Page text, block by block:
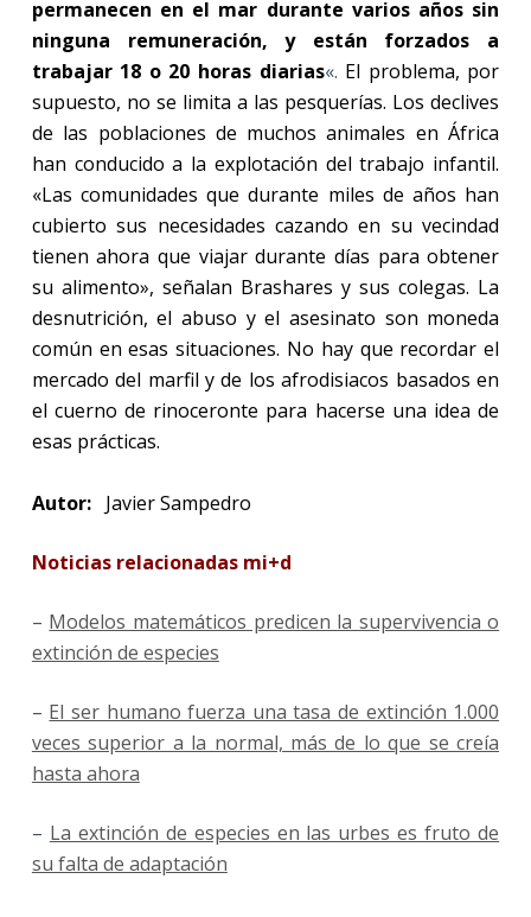
permanecen en el mar durante varios años sin
ninguna remuneración, y están forzados a
trabajar 18 o 20 horas diarias«. El problema, por
supuesto, no se limita a las pesquerías. Los declives
de las poblaciones de muchos animales en África
han conducido a la explotación del trabajo infantil.
«Las comunidades que durante miles de años han
cubierto sus necesidades cazando en su vecindad
tienen ahora que viajar durante días para obtener
su alimento», señalan Brashares y sus colegas. La
desnutrición, el abuso y el asesinato son moneda
común en esas situaciones. No hay que recordar el
mercado del marfil y de los afrodisiacos basados en
el cuerno de rinoceronte para hacerse una idea de
esas prácticas.
Autor:Javier Sampedro
Noticias relacionadas mi+d
– Modelos matemáticos predicen la supervivencia o
extinción de especies
– El ser humano fuerza una tasa de extinción 1.000
veces superior a la normal, más de lo que se creía
hasta ahora
– La extinción de especies en las urbes es fruto de
su falta de adaptación